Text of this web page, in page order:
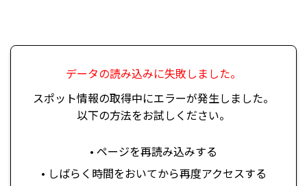
データの読み込みに失敗しました。
スポット情報の取得中にエラーが発生しました。
以下の方法をお試しください。
• ページを再読み込みする
• しばらく時間をおいてから再度アクセスする